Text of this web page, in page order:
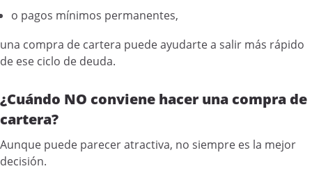
o pagos mínimos permanentes,
una compra de cartera puede ayudarte a salir más rápido
de ese ciclo de deuda.
¿Cuándo NO conviene hacer una compra de
cartera?
Aunque puede parecer atractiva, no siempre es la mejor
decisión.